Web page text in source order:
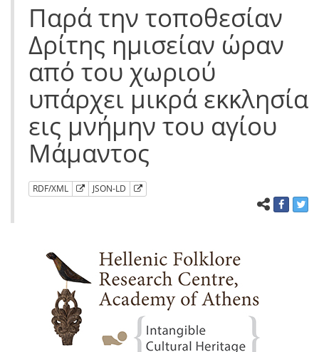
Παρά την τοποθεσίαν
Δρίτης ημισείαν ώραν
από του χωριού
υπάρχει μικρά εκκλησία
εις μνήμην του αγίου
Μάμαντος
RDF/XML JSON-LD